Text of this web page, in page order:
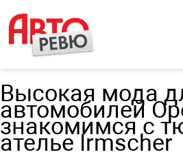
Высокая мода
автомобилей
знакомимся с
ателье Irmscher